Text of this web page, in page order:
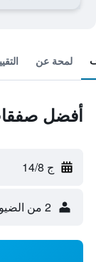
لمحة عن
أفضل
ج 14/8
2 من الضيوف، غرفة واحدة